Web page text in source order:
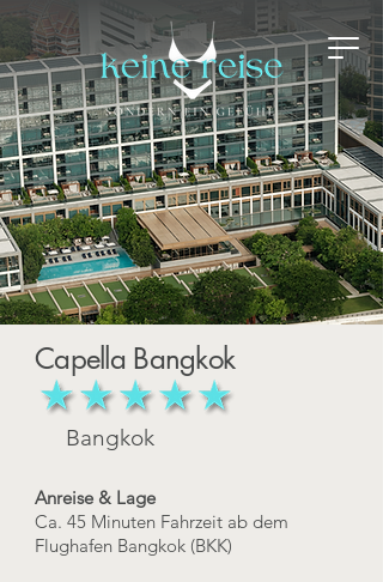
Capella Bangkok
Bangkok
Anreise & Lage
Ca. 45 Minuten Fahrzeit ab dem
Flughafen Bangkok (BKK)